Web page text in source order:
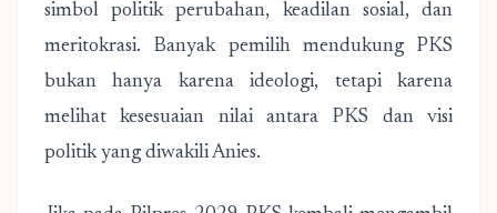
simbol politik perubahan, keadilan sosial, dan
meritokrasi. Banyak pemilih mendukung PKS
bukan hanya karena ideologi, tetapi karena
melihat kesesuaian nilai antara PKS dan visi
politik yang diwakili Anies.